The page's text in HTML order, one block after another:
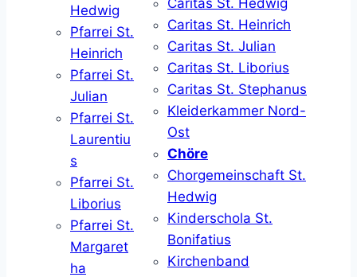
Hedwig
Pfarrei St.
Heinrich
Pfarrei St.
Julian
Pfarrei St.
Laurentiu
s
Pfarrei St.
Liborius
Pfarrei St.
Margaret
ha
Caritas St. Hedwig
Caritas St. Heinrich
Caritas St. Julian
Caritas St. Liborius
Caritas St. Stephanus
Kleiderkammer Nord-
Ost
Chöre
Chorgemeinschaft St.
Hedwig
Kinderschola St.
Bonifatius
Kirchenband